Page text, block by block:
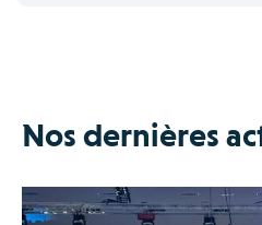
Nos dernières